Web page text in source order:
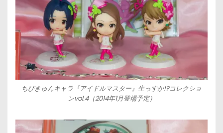
ちびきゅんキャラ『アイドルマスター』生っすか!?コレクショ
ンvol.4（2014年1月登場予定）